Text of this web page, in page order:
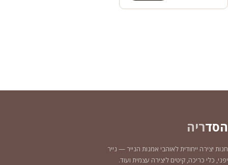
הסדריה
חנות יצירה ייחודית לאוהבי אמנות הנייר — נייר
יפני, כלי כריכה, קיטים ליצירה עצמית ועוד.